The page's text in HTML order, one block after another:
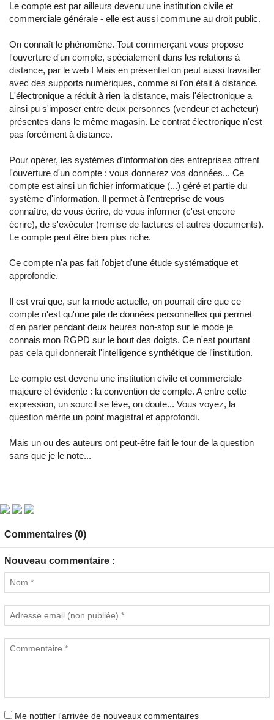
Le compte est par ailleurs devenu une institution civile et
commerciale générale - elle est aussi commune au droit public.
On connaît le phénomène. Tout commerçant vous propose
l'ouverture d'un compte, spécialement dans les relations à
distance, par le web ! Mais en présentiel on peut aussi travailler
avec des supports numériques, comme si l'on était à distance.
L'électronique a réduit à rien la distance, mais l'électronique a
ainsi pu s'imposer entre deux personnes (vendeur et acheteur)
présentes dans le même magasin. Le contrat électronique n'est
pas forcément à distance.
Pour opérer, les systèmes d'information des entreprises offrent
l'ouverture d'un compte : vous donnerez vos données... Ce
compte est ainsi un fichier informatique (...) géré et partie du
système d'information. Il permet à l'entreprise de vous
connaître, de vous écrire, de vous informer (c'est encore
écrire), de s'exécuter (remise de factures et autres documents).
Le compte peut être bien plus riche.
Ce compte n'a pas fait l'objet d'une étude systématique et
approfondie.
Il est vrai que, sur la mode actuelle, on pourrait dire que ce
compte n'est qu'une pile de données personnelles qui permet
d'en parler pendant deux heures non-stop sur le mode je
connais mon RGPD sur le bout des doigts. Ce n'est pourtant
pas cela qui donnerait l'intelligence synthétique de l'institution.
Le compte est devenu une institution civile et commerciale
majeure et évidente : la convention de compte. A entre cette
expression, un sourcil se lève, on doute... Vous voyez, la
question mérite un point magistral et approfondi.
Mais un ou des auteurs ont peut-être fait le tour de la question
sans que je le note...
Commentaires (0)
Nouveau commentaire :
Me notifier l'arrivée de nouveaux commentaires